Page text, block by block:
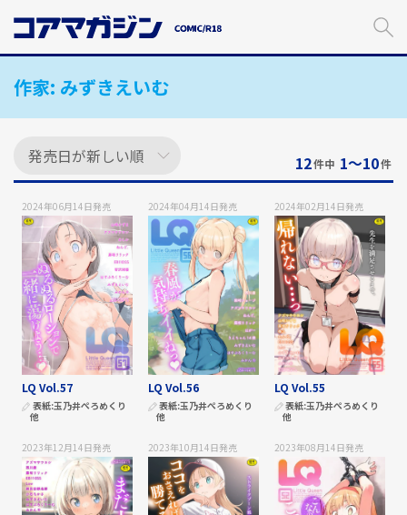
ン
作家: みずきえいむ
12件中 1〜10件
2024年06月14日発売
LQ Vol.57
表紙:玉乃井ぺろめくり
他
2024年04月14日発売
LQ Vol.56
表紙:玉乃井ぺろめくり
他
2024年02月14日発売
LQ Vol.55
表紙:玉乃井ぺろめくり
他
2023年12月14日発売 2023年10月14日発売 2023年08月14日発売